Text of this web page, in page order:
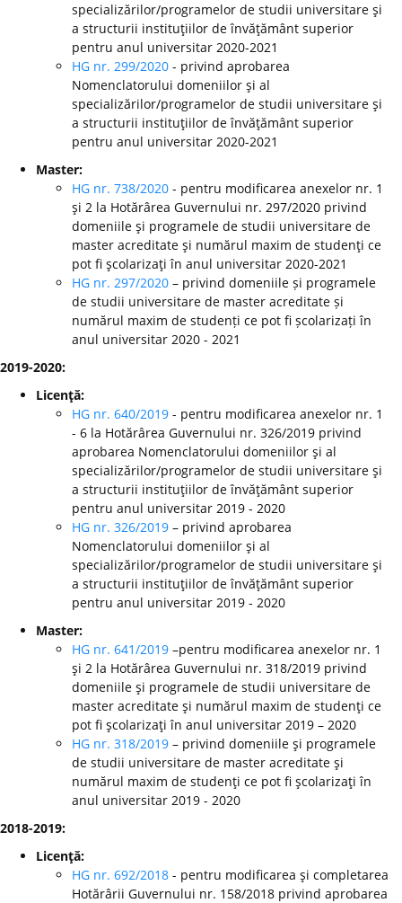
specializărilor/programelor de studii universitare şi
a structurii instituţiilor de învăţământ superior
pentru anul universitar 2020-2021
HG nr. 299/2020 - privind aprobarea
Nomenclatorului domeniilor şi al
specializărilor/programelor de studii universitare şi
a structurii instituţiilor de învăţământ superior
pentru anul universitar 2020-2021
Master:
HG nr. 738/2020 - pentru modificarea anexelor nr. 1
şi 2 la Hotărârea Guvernului nr. 297/2020 privind
domeniile şi programele de studii universitare de
master acreditate şi numărul maxim de studenţi ce
pot fi şcolarizaţi în anul universitar 2020-2021
HG nr. 297/2020 – privind domeniile și programele
de studii universitare de master acreditate și
numărul maxim de studenți ce pot fi școlarizați în
anul universitar 2020 - 2021
2019-2020:
Licenţă:
HG nr. 640/2019 - pentru modificarea anexelor nr. 1
- 6 la Hotărârea Guvernului nr. 326/2019 privind
aprobarea Nomenclatorului domeniilor şi al
specializărilor/programelor de studii universitare şi
a structurii instituţiilor de învăţământ superior
pentru anul universitar 2019 - 2020
HG nr. 326/2019 – privind aprobarea
Nomenclatorului domeniilor şi al
specializărilor/programelor de studii universitare şi
a structurii instituţiilor de învăţământ superior
pentru anul universitar 2019 - 2020
Master:
HG nr. 641/2019 –pentru modificarea anexelor nr. 1
şi 2 la Hotărârea Guvernului nr. 318/2019 privind
domeniile şi programele de studii universitare de
master acreditate şi numărul maxim de studenţi ce
pot fi şcolarizaţi în anul universitar 2019 – 2020
HG nr. 318/2019 – privind domeniile şi programele
de studii universitare de master acreditate şi
numărul maxim de studenţi ce pot fi şcolarizaţi în
anul universitar 2019 - 2020
2018-2019:
Licenţă:
HG nr. 692/2018 - pentru modificarea şi completarea
Hotărârii Guvernului nr. 158/2018 privind aprobarea